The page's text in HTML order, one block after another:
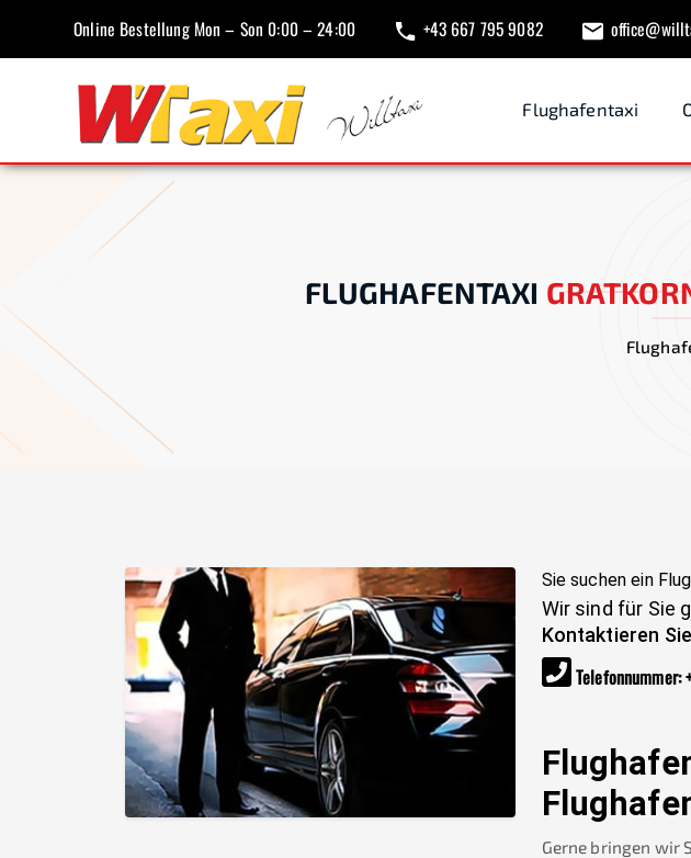
Online Bestellung Mon – Son 0:00 – 24:00 +43 667 795 9082
Flughafentaxi
FLUGHAFENTAXI
Sie suchen ein
Wir sind für Sie
Kontaktieren
Telefonnummer:
Gerne bringen wir